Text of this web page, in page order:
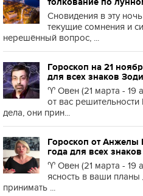
Сновидения в эту
текущие сомнения и
нерешённый вопрос, ...
Гороскоп на 21
для всех знаков
♈️ Овен (21 марта - 19
от вас
дела, они прин...
Гороскоп от Анжелы
года для всех
♈️ Овен (21 марта - 19
ясность в ваши
принимать ...